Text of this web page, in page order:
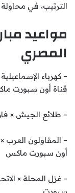
الترتيب، في
مواعيد
المصري
قناة أون سبورت
– طلائع الجيش × فاركو: الساعة 5:00
أون سبورت ماكس